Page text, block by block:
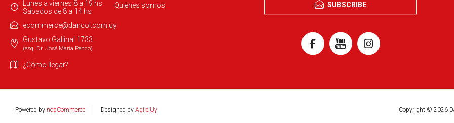
SUBSCRIBE
Lunes a viernes 8 a 19 hs
Sábados de 8 a 14 hs
ecommerce@dancol.com.uy
Gustavo Gallinal 1733
(esq. Dr. José María Penco)
¿Cómo llegar?
Quienes somos
Powered by nopCommerce Designed by Agile.Uy Copyright © 2026